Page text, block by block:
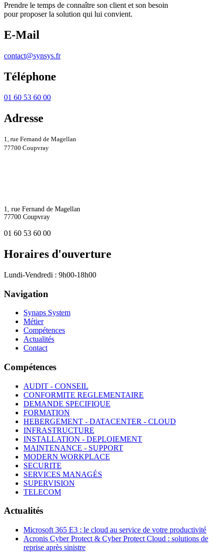
Prendre le temps de connaître son client et son besoin
pour proposer la solution qui lui convient.
E-Mail
contact@synsys.fr
Téléphone
01 60 53 60 00
Adresse
1, rue Fernand de Magellan
77700 Coupvray
1, rue Fernand de Magellan
77700 Coupvray
01 60 53 60 00
Horaires d'ouverture
Lundi-Vendredi : 9h00-18h00
Navigation
Synaps System
Métier
Compétences
Actualités
Contact
Compétences
AUDIT - CONSEIL
CONFORMITE REGLEMENTAIRE
DEMANDE SPECIFIQUE
FORMATION
HEBERGEMENT - DATACENTER - CLOUD
INFRASTRUCTURE
INSTALLATION - DEPLOIEMENT
MAINTENANCE - SUPPORT
MODERN WORKPLACE
SECURITE
SERVICES MANAGÉS
SUPERVISION
TELECOM
Actualités
Microsoft 365 E3 : le cloud au service de votre productivité
Acronis Cyber Protect & Cyber Protect Cloud : solutions de
reprise après sinistre